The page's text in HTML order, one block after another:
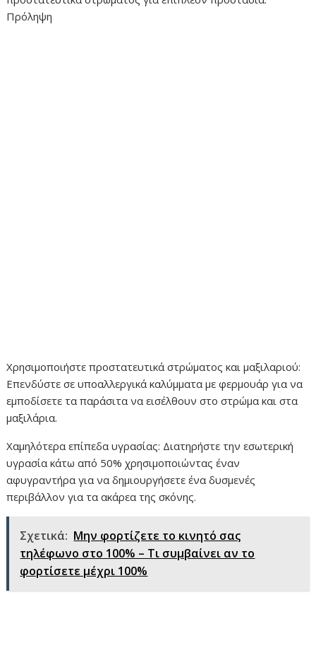
Πρόληψη
Χρησιμοποιήστε προστατευτικά στρώματος και μαξιλαριού:
Επενδύστε σε υποαλλεργικά καλύμματα με φερμουάρ για να
εμποδίσετε τα παράσιτα να εισέλθουν στο στρώμα και στα
μαξιλάρια.
Χαμηλότερα επίπεδα υγρασίας: Διατηρήστε την εσωτερική
υγρασία κάτω από 50% χρησιμοποιώντας έναν
αφυγραντήρα για να δημιουργήσετε ένα δυσμενές
περιβάλλον για τα ακάρεα της σκόνης.
Σχετικά: Μην φορτίζετε το κινητό σας
τηλέφωνο στο 100% – Τι συμβαίνει αν το
φορτίσετε μέχρι 100%